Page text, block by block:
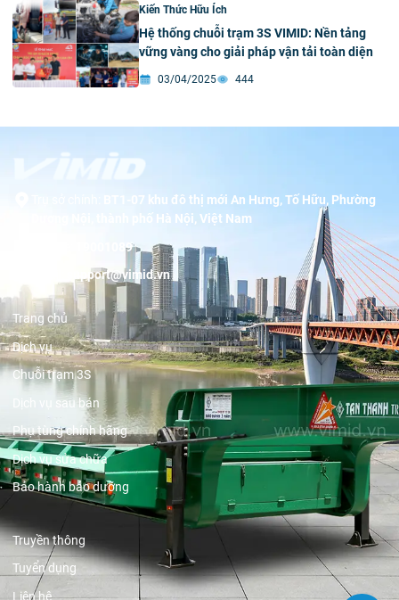
Kiến Thức Hữu Ích
Hệ thống chuỗi trạm 3S VIMID: Nền tảng
vững vàng cho giải pháp vận tải toàn diện
03/04/2025 444
BT1-07 khu đô thị mới An Hưng, Tố Hữu, Phường
Dương Nội, thành phố Hà Nội, Việt Nam
19001089
support@vimid.vn
Trang chủ
Dịch vụ
Chuỗi trạm 3S
Dịch vụ sau bán
Phụ tùng chính hãng
Dịch vụ sửa chữa
Bảo hành bảo dưỡng
Truyền thông
Tuyển dụng
Liên hệ